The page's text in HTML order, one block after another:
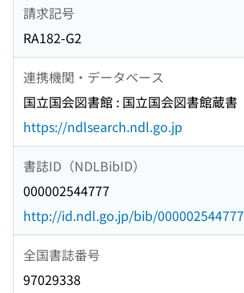
請求記号
RA182-G2
連携機関・データベース
国立国会図書館 : 国立国会図書館蔵書
https://ndlsearch.ndl.go.jp
書誌ID（NDLBibID）
000002544777
http://id.ndl.go.jp/bib/000002544777
全国書誌番号
97029338